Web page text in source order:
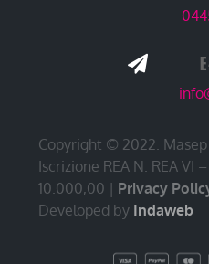

Copyright © 2022.
Iscrizione REA N. REA VI
10.000,00 | Privacy
Developed by Indaweb